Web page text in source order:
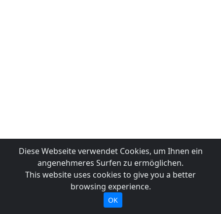
Diese Webseite verwendet Cookies, um Ihnen ein
angenehmeres Surfen zu ermöglichen.
This website uses cookies to give you a better
browsing experience.
OK